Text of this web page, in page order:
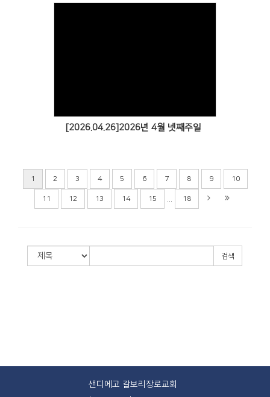
[2026.04.26]2026년 4월 넷째주일
1 2 3 4 5 6 7 8 9 10
11 12 13 14 15 18
검색
샌디에고 갈보리장로교회